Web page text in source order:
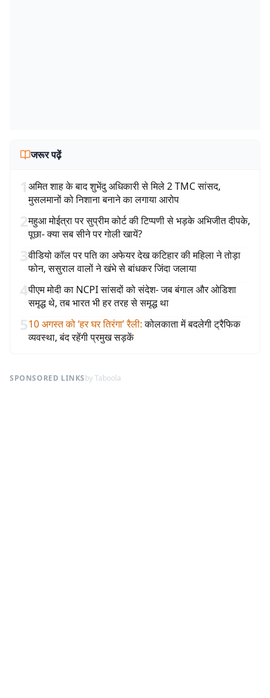
जरूर पढ़ें
1अमित शाह के बाद शुभेंदु अधिकारी से मिले 2 TMC सांसद,
मुसलमानों को निशाना बनाने का लगाया आरोप
2महुआ मोईत्रा पर सुप्रीम कोर्ट की टिप्पणी से भड़के अभिजीत दीपके,
पूछा- क्या सब सीने पर गोली खायें?
3वीडियो कॉल पर पति का अफेयर देख कटिहार की महिला ने तोड़ा
फोन, ससुराल वालों ने खंभे से बांधकर जिंदा जलाया
4पीएम मोदी का NCPI सांसदों को संदेश- जब बंगाल और ओडिशा
समृद्ध थे, तब भारत भी हर तरह से समृद्ध था
510 अगस्त को ‘हर घर तिरंगा’ रैली: कोलकाता में बदलेगी ट्रैफिक
व्यवस्था, बंद रहेंगी प्रमुख सड़कें
SPONSORED LINKSby Taboola